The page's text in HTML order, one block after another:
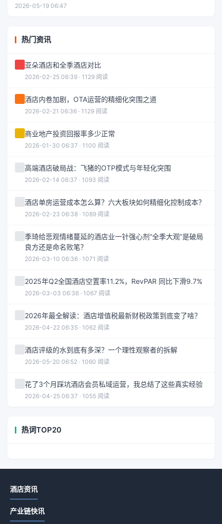
2026-05-19 06:47
热门资讯
亚朵酒店和全季酒店对比
2026-02-25 06:39 · 1129 阅读
酒店内卷加剧，OTA运营的精细化突围之道
2026-02-21 06:36 · 1129 阅读
商业地产投资回报率多少正常
2026-01-30 06:37 · 1100 阅读
高端酒店破局战：飞猪的OTP模式与年轻化突围
2026-02-14 06:37 · 1093 阅读
酒店单房运营成本怎么算？六大板块如何精细化控制成本？
2026-02-23 06:38 · 1089 阅读
季琦给悲观情绪蔓延的酒店业一针强心剂“全季大观”是破局
良方还是命名败笔？
2026-03-10 06:36 · 1071 阅读
2025年Q2全国酒店空置率11.2%，RevPAR 同比下滑9.7%
2026-03-03 06:36 · 1067 阅读
2026年最全解读：酒店增值税最新财税政策到底变了啥？
2026-04-22 06:35 · 1062 阅读
酒店评级的水到底有多深？一个理性观察者的拆解
2026-05-20 06:52 · 1060 阅读
花了3个月踩坑酒店会员私域运营，我总结了这些真实经验
2026-04-25 06:37 · 1055 阅读
热词TOP20
酒店资讯
产业链快讯